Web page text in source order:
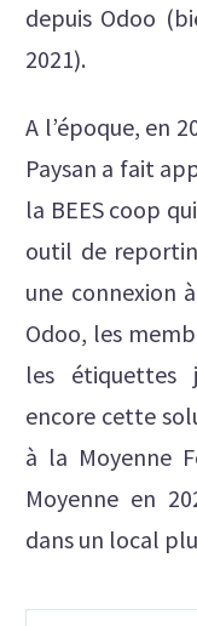
depuis Odoo
2021).
A l’époque, en
Paysan a fait
la BEES coop
outil de
une connexion
Odoo, les
les étiquettes
encore cette
à la Moyenne
Moyenne en
dans un local